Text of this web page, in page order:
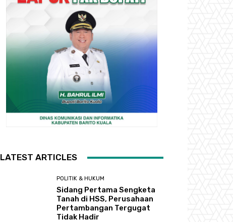
LATEST ARTICLES
POLITIK & HUKUM
Sidang Pertama Sengketa
Tanah di HSS, Perusahaan
Pertambangan Tergugat
Tidak Hadir